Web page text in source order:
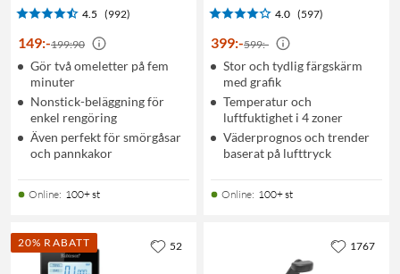
4.5 (992)
149:-199:90
Gör två omeletter på fem
minuter
Nonstick-beläggning för
enkel rengöring
Även perfekt för smörgåsar
och pannkakor
Online: 100+ st
4.0 (597)
399:-599:-
Stor och tydlig färgskärm
med grafik
Temperatur och
luftfuktighet i 4 zoner
Väderprognos och trender
baserat på lufttryck
Online: 100+ st
20% RABATT 52 1767